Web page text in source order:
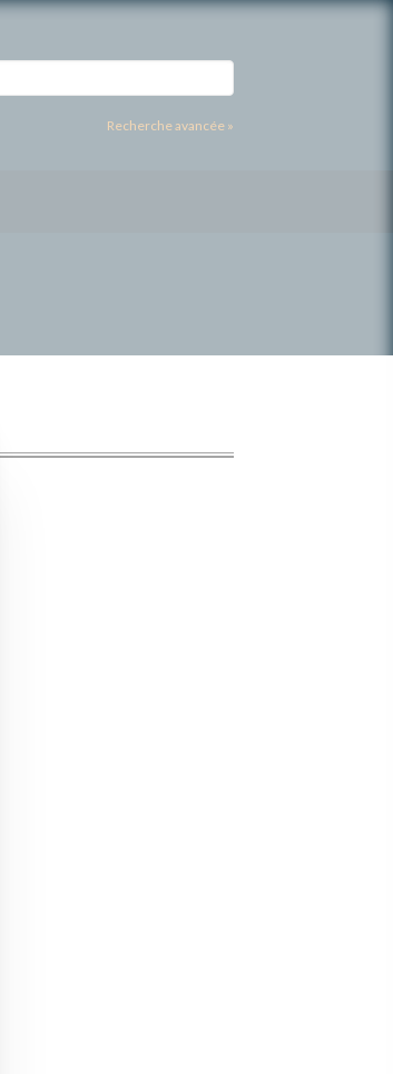
Recherche avancée »